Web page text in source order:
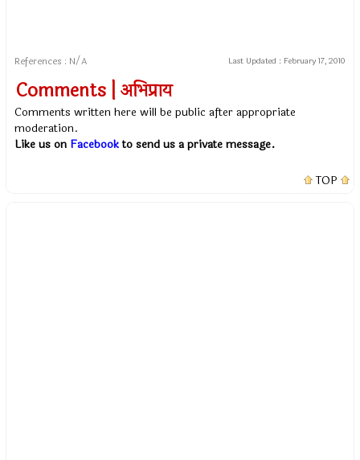
References : N/A Last Updated : February 17, 2010
Comments | अभिप्राय
Comments written here will be public after appropriate
moderation.
Like us on Facebookto send us a private message.
TOP